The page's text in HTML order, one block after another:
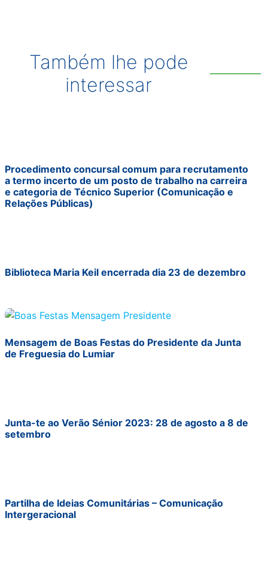
Também lhe pode
interessar
Procedimento concursal comum para recrutamento
a termo incerto de um posto de trabalho na carreira
e categoria de Técnico Superior (Comunicação e
Relações Públicas)
Biblioteca Maria Keil encerrada dia 23 de dezembro
Mensagem de Boas Festas do Presidente da Junta
de Freguesia do Lumiar
Junta-te ao Verão Sénior 2023: 28 de agosto a 8 de
setembro
Partilha de Ideias Comunitárias – Comunicação
Intergeracional